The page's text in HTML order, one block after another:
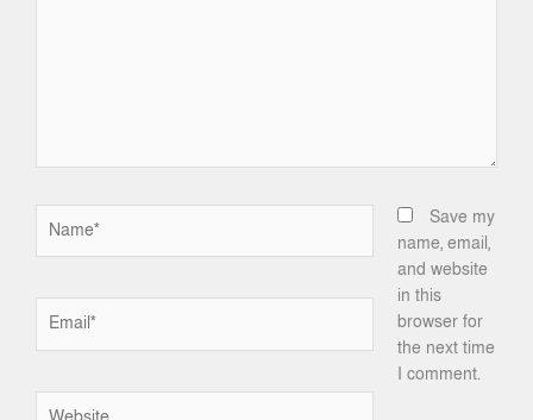
Save my
name, email,
and website
in this
browser for
the next time
I comment.